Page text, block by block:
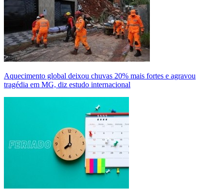
Aquecimento global deixou chuvas 20% mais fortes e agravou
tragédia em MG, diz estudo internacional